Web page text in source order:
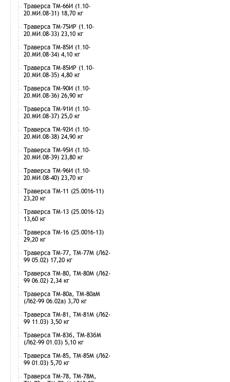
Траверса ТМ-66И (1.10-
20.МИ.08-31) 18,70 кг
Траверса ТМ-75ИР (1.10-
20.МИ.08-33) 23,10 кг
Траверса ТМ-85И (1.10-
20.МИ.08-34) 4,10 кг
Траверса ТМ-85ИР (1.10-
20.МИ.08-35) 4,80 кг
Траверса ТМ-90И (1.10-
20.МИ.08-36) 26,90 кг
Траверса ТМ-91И (1.10-
20.МИ.08-37) 25,0 кг
Траверса ТМ-92И (1.10-
20.МИ.08-38) 24,90 кг
Траверса ТМ-95И (1.10-
20.МИ.08-39) 23,80 кг
Траверса ТМ-96И (1.10-
20.МИ.08-40) 23,70 кг
Траверса ТМ-11 (25.0016-11)
23,20 кг
Траверса ТМ-13 (25.0016-12)
13,60 кг
Траверса ТМ-16 (25.0016-13)
29,20 кг
Траверса ТМ-77, ТМ-77М (Л62-
99 05.02) 17,20 кг
Траверса ТМ-80, ТМ-80М (Л62-
99 06.02) 2,34 кг
Траверса ТМ-80а, ТМ-80аМ
(Л62-99 06.02а) 3,70 кг
Траверса ТМ-81, ТМ-81М (Л62-
99 11.03) 3,50 кг
Траверса ТМ-83б, ТМ-83бМ
(Л62-99 01.03) 5,10 кг
Траверса ТМ-85, ТМ-85М (Л62-
99 01.03) 5,70 кг
Траверса ТМ-78, ТМ-78М,